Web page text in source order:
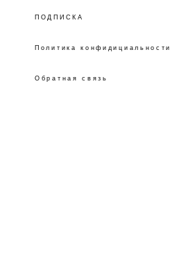
ПОДПИСКА
Политика конфидициальности
Обратная связь